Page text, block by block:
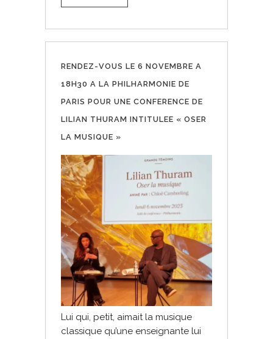
RENDEZ-VOUS LE 6 NOVEMBRE A
18H30 A LA PHILHARMONIE DE
PARIS POUR UNE CONFERENCE DE
LILIAN THURAM INTITULEE « OSER
LA MUSIQUE »
Lui qui, petit, aimait la musique
classique qu’une enseignante lui